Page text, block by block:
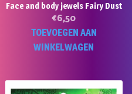
Face and body jewels Fairy Dust
€6,50
TOEVOEGEN AAN
WINKELWAGEN